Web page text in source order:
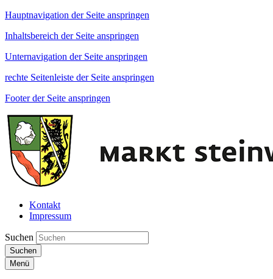
Hauptnavigation der Seite anspringen
Inhaltsbereich der Seite anspringen
Unternavigation der Seite anspringen
rechte Seitenleiste der Seite anspringen
Footer der Seite anspringen
Kontakt
Impressum
Suchen
Suchen
Menü